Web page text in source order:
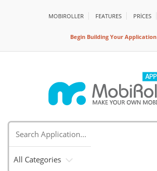
MOBIROLLER FEATURES PRİCES
Begin Building Your Application
All Categories